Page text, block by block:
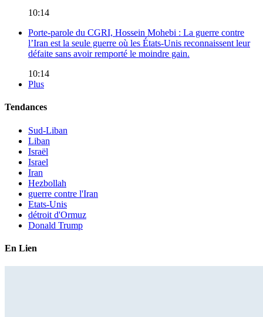
10:14
Porte-parole du CGRI, Hossein Mohebi : La guerre contre
l’Iran est la seule guerre où les États-Unis reconnaissent leur
défaite sans avoir remporté le moindre gain.
10:14
Plus
Tendances
Sud-Liban
Liban
Israël
Israel
Iran
Hezbollah
guerre contre l'Iran
Etats-Unis
détroit d'Ormuz
Donald Trump
En Lien